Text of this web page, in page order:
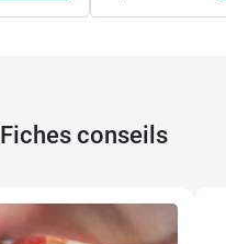
Fiches conseils